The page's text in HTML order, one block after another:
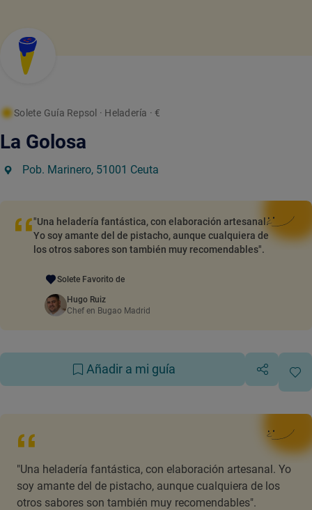
Solete Guía Repsol · Heladería · €
La Golosa
Pob. Marinero, 51001 Ceuta
"Una heladería fantástica, con elaboración artesanal.
Yo soy amante del de pistacho, aunque cualquiera de
los otros sabores son también muy recomendables".
Solete Favorito de
Hugo Ruiz
Chef en Bugao Madrid
Añadir a mi guía
"Una heladería fantástica, con elaboración artesanal. Yo
soy amante del de pistacho, aunque cualquiera de los
otros sabores son también muy recomendables".